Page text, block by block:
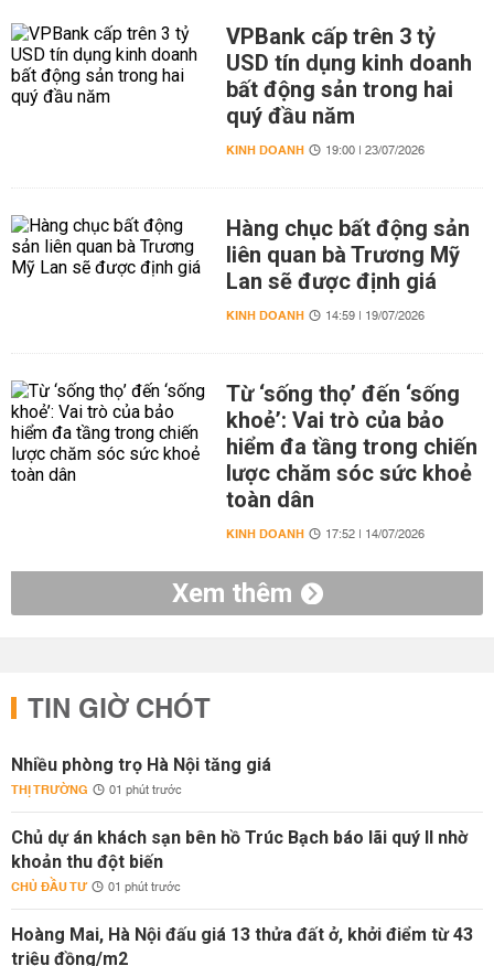
VPBank cấp trên 3 tỷ
USD tín dụng kinh doanh
bất động sản trong hai
quý đầu năm
KINH DOANH 19:00 | 23/07/2026
Hàng chục bất động sản
liên quan bà Trương Mỹ
Lan sẽ được định giá
KINH DOANH 14:59 | 19/07/2026
Từ ‘sống thọ’ đến ‘sống
khoẻ’: Vai trò của bảo
hiểm đa tầng trong chiến
lược chăm sóc sức khoẻ
toàn dân
KINH DOANH 17:52 | 14/07/2026
Xem thêm
TIN GIỜ CHÓT
Nhiều phòng trọ Hà Nội tăng giá
THỊ TRƯỜNG 01 phút trước
Chủ dự án khách sạn bên hồ Trúc Bạch báo lãi quý II nhờ
khoản thu đột biến
CHỦ ĐẦU TƯ 01 phút trước
Hoàng Mai, Hà Nội đấu giá 13 thửa đất ở, khởi điểm từ 43
triệu đồng/m2